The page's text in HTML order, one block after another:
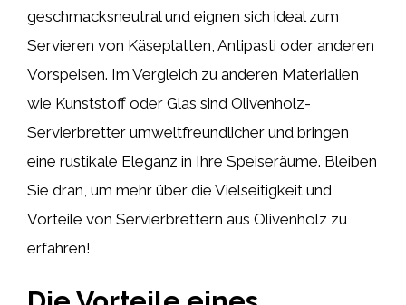
geschmacksneutral und eignen sich ideal zum
Servieren von Käseplatten, Antipasti oder anderen
Vorspeisen. Im Vergleich zu anderen Materialien
wie Kunststoff oder Glas sind Olivenholz-
Servierbretter umweltfreundlicher und bringen
eine rustikale Eleganz in Ihre Speiseräume. Bleiben
Sie dran, um mehr über die Vielseitigkeit und
Vorteile von Servierbrettern aus Olivenholz zu
erfahren!